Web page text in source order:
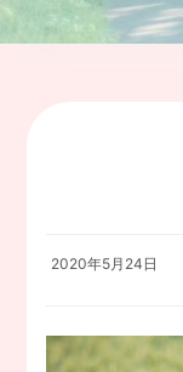
2020年5月24日